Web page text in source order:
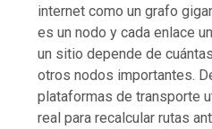
internet como un grafo
es un nodo y cada enlace
un sitio depende de
otros nodos importantes.
plataformas de transporte
real para recalcular rutas